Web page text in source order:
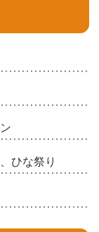
ひな祭り